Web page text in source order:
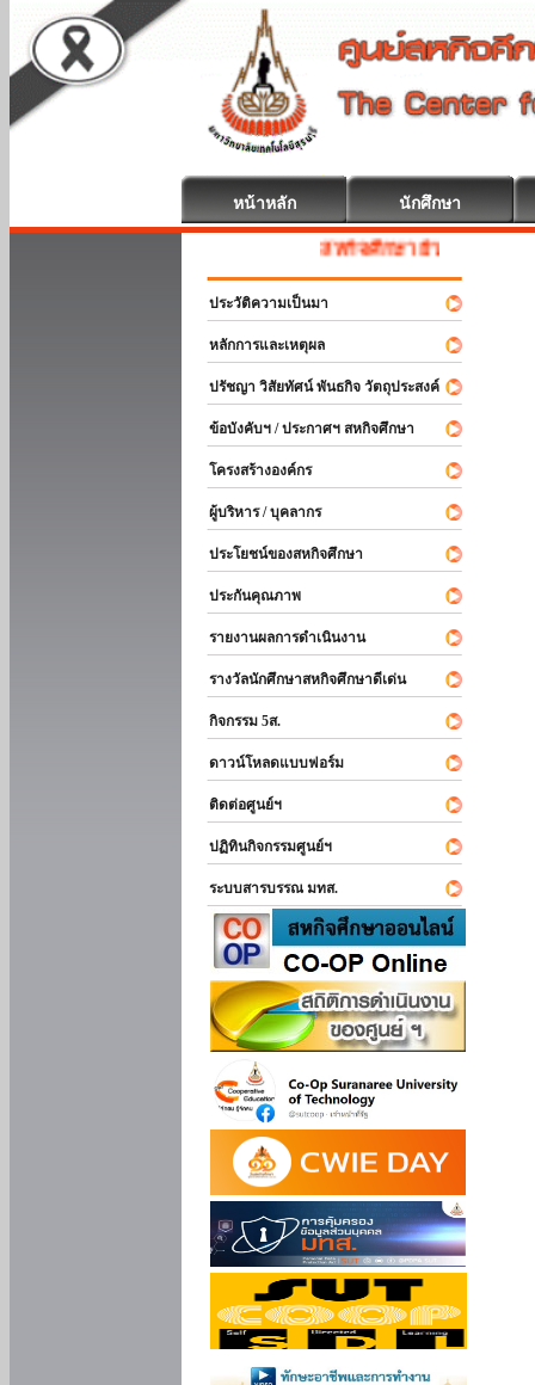
หน้าหลัก นักศึกษา
สหกิจศึกษา ยินดีต้อนรับ
ประวัติความเป็นมา
หลักการและเหตุผล
ปรัชญา วิสัยทัศน์ พันธกิจ วัตถุประสงค์
ข้อบังคับฯ / ประกาศฯ สหกิจศึกษา
โครงสร้างองค์กร
ผู้บริหาร / บุคลากร
ประโยชน์ของสหกิจศึกษา
ประกันคุณภาพ
รายงานผลการดำเนินงาน
รางวัลนักศึกษาสหกิจศึกษาดีเด่น
กิจกรรม 5ส.
ดาวน์โหลดแบบฟอร์ม
ติดต่อศูนย์ฯ
ปฏิทินกิจกรรมศูนย์ฯ
ระบบสารบรรณ มทส.